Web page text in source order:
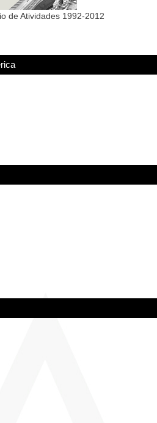
de Atividades 1992-2012